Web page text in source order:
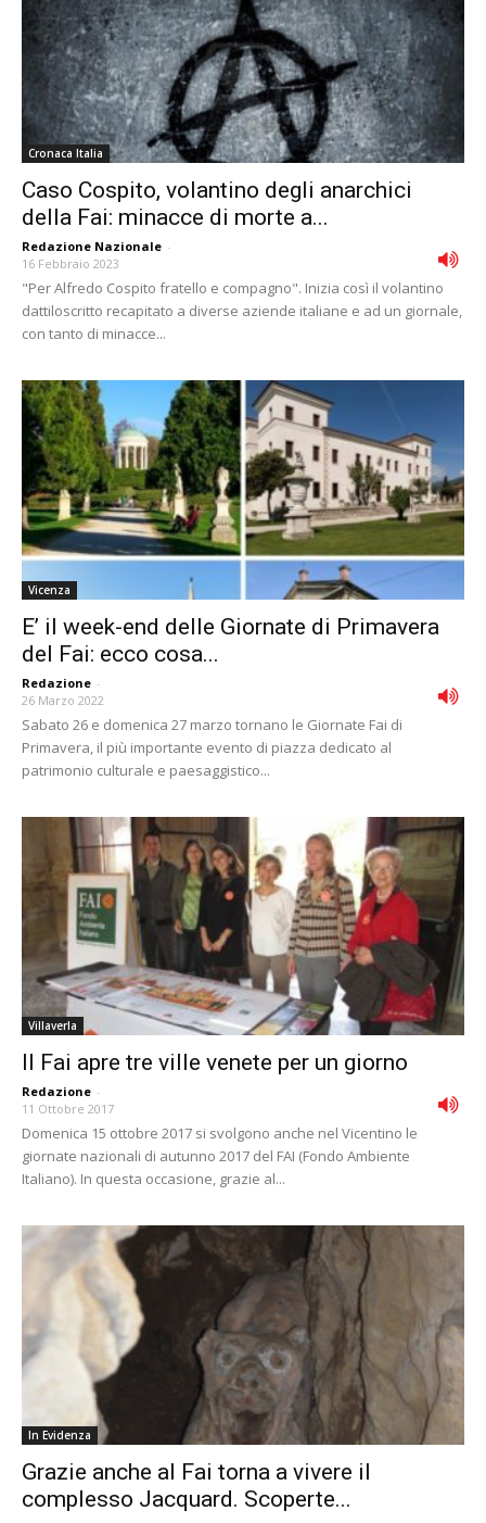
Cronaca Italia
Caso Cospito, volantino degli anarchici
della Fai: minacce di morte a...
Redazione Nazionale -
16 Febbraio 2023
"Per Alfredo Cospito fratello e compagno". Inizia così il volantino
dattiloscritto recapitato a diverse aziende italiane e ad un giornale,
con tanto di minacce...
Vicenza
E’ il week-end delle Giornate di Primavera
del Fai: ecco cosa...
Redazione -
26 Marzo 2022
Sabato 26 e domenica 27 marzo tornano le Giornate Fai di
Primavera, il più importante evento di piazza dedicato al
patrimonio culturale e paesaggistico...
Villaverla
Il Fai apre tre ville venete per un giorno
Redazione -
11 Ottobre 2017
Domenica 15 ottobre 2017 si svolgono anche nel Vicentino le
giornate nazionali di autunno 2017 del FAI (Fondo Ambiente
Italiano). In questa occasione, grazie al...
In Evidenza
Grazie anche al Fai torna a vivere il
complesso Jacquard. Scoperte...